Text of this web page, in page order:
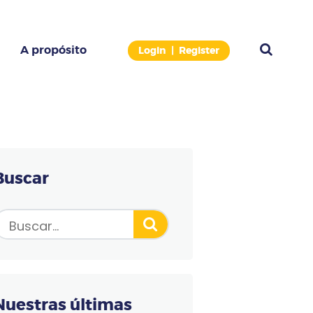
A propósito Login Register
DE PAGO (TPE)
últimas